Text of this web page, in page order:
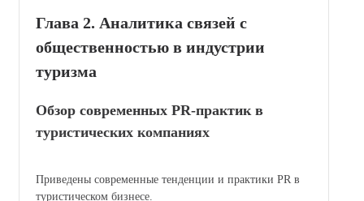
Глава 2. Аналитика связей с
общественностью в индустрии
туризма
Обзор современных PR-практик в
туристических компаниях
Приведены современные тенденции и практики PR в
туристическом бизнесе.